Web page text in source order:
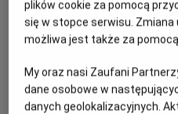
OBSADA
Ryan Raynolds, Hugh
reżyserii Shawna Levy’ego
lipca
plików cookie za pomocą
się w stopce serwisu. Zmiana
możliwa jest także za
My oraz nasi Zaufani
dane osobowe w
danych geolokalizacyjnych.